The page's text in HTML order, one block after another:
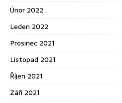
Únor 2022
Leden 2022
Prosinec 2021
Listopad 2021
Říjen 2021
Září 2021